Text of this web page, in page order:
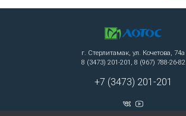
г. Стерлитамак, ул. Кочетова, 74а
8 (3473) 201-201, 8 (967) 788-26-82
+7 (3473) 201-201